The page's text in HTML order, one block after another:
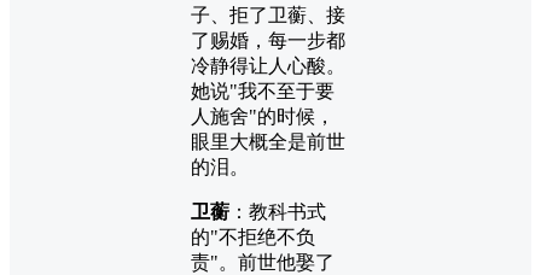
子、拒了卫蘅、接
了赐婚，每一步都
冷静得让人心酸。
她说"我不至于要
人施舍"的时候，
眼里大概全是前世
的泪。
卫蘅 ：教科书式
的"不拒绝不负
责"。前世他娶了